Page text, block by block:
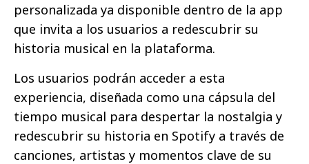
personalizada ya disponible dentro de la app
que invita a los usuarios a redescubrir su
historia musical en la plataforma.
Los usuarios podrán acceder a esta
experiencia, diseñada como una cápsula del
tiempo musical para despertar la nostalgia y
redescubrir su historia en Spotify a través de
canciones, artistas y momentos clave de su